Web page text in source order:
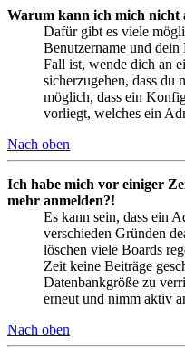
Warum kann ich mich nicht
Dafür gibt es viele
Benutzername und
Fall ist, wende dich an
sicherzugehen, dass du
möglich, dass ein
vorliegt, welches ein
Nach oben
Ich habe mich vor einiger
mehr anmelden?!
Es kann sein, dass ein
verschieden Gründen
löschen viele Boards
Zeit keine Beiträge
Datenbankgröße zu
erneut und nimm aktiv
Nach oben